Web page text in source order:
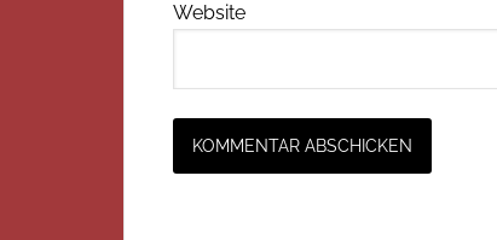
Website